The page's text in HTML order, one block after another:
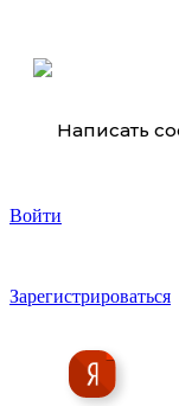
Написать
Войти
Зарегистрироваться